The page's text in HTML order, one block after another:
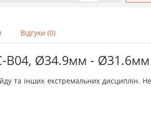
Відгуки (0)
B04, Ø34.9мм - Ø31.6мм
та інших екстремальних дисциплін.